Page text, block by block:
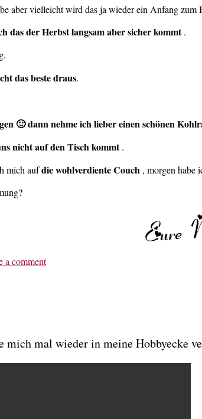
aber vielleicht wird das ja wieder ein Anfang zum
das der Herbst langsam aber sicher kommt.
das beste draus.
🙂 dann nehme ich lieber einen schönen
nicht auf den Tisch kommt.
mich aufdie wohlverdiente Couch , morgen habe
a comment
mich mal wieder in meine Hobbyecke